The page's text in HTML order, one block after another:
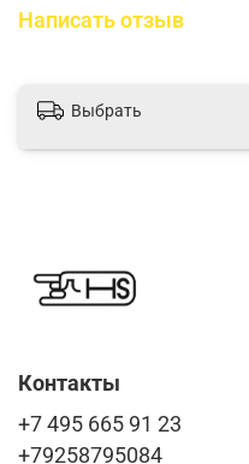
Написать отзыв
Выбрать
Контакты
+7 495 665 91 23
+79258795084